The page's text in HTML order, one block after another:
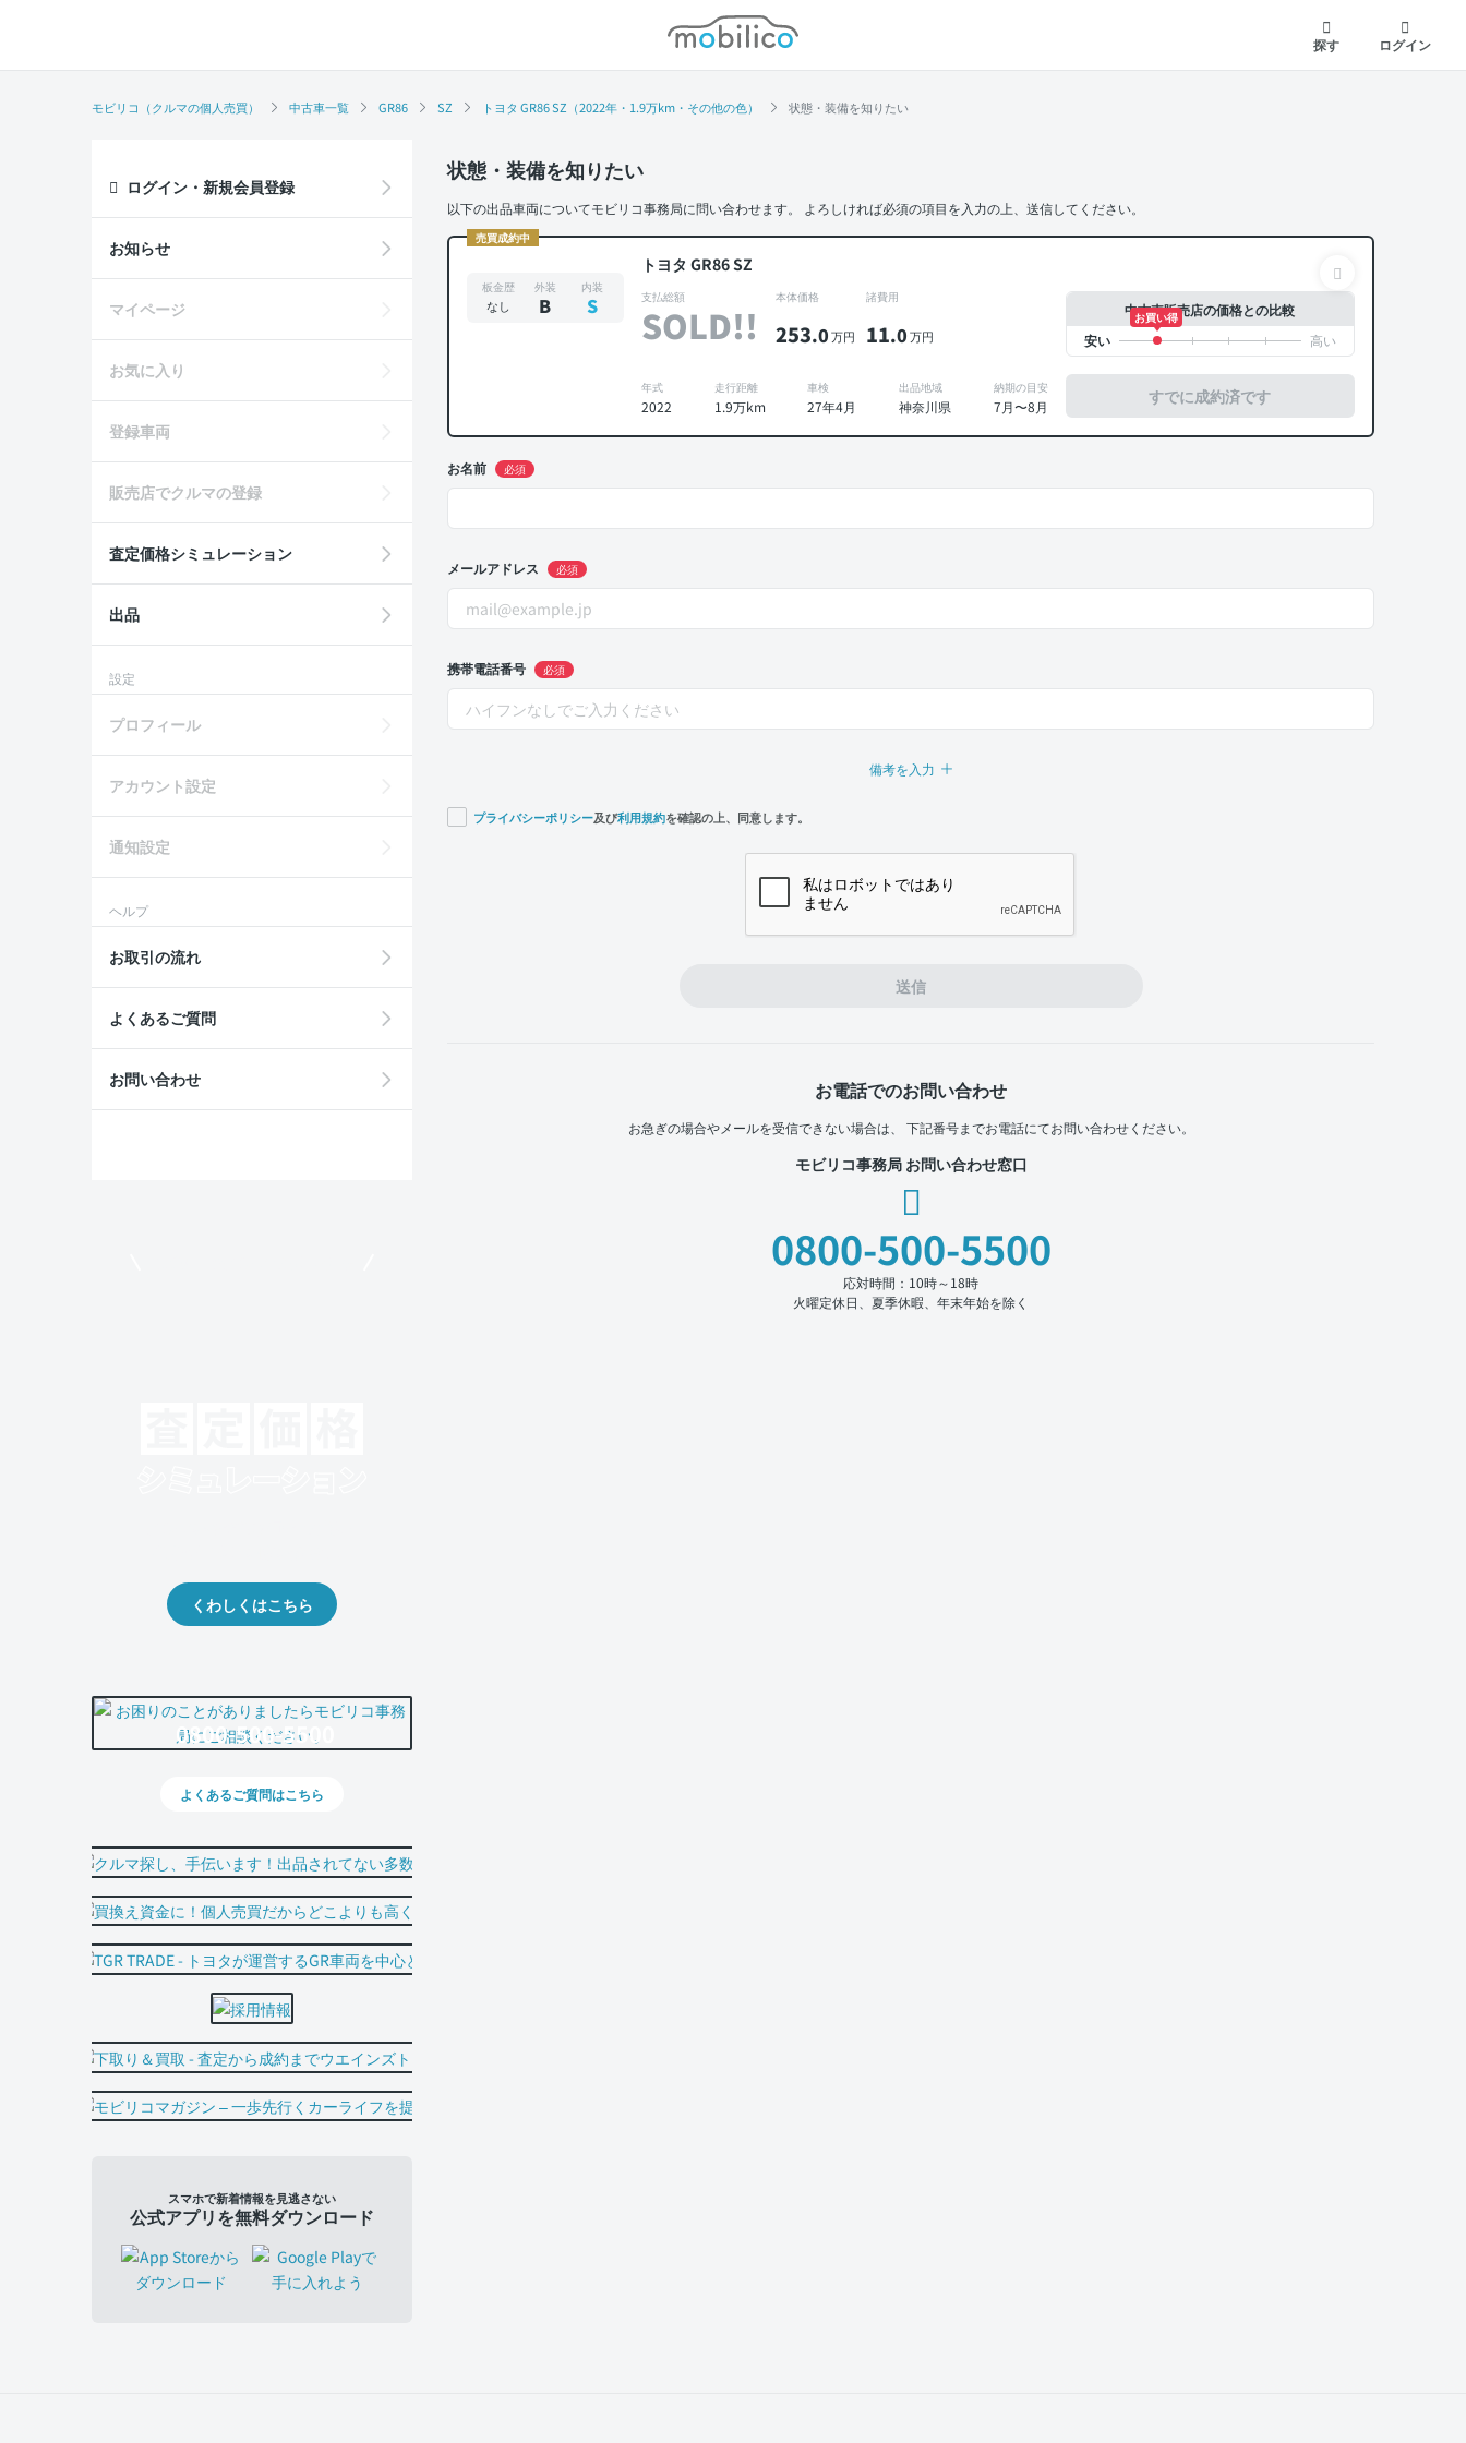
モビリコ
探す
ログイン
モビリコ（クルマの個人売買） 中古車一覧 GR86 SZ トヨタ GR86 SZ（2022年・1.9万km・その他の色） 状態・装備を知りたい
状態・装備を知りたい
以下の出品車両についてモビリコ事務局に問い合わせます。 よろしければ必須の項目を入力の上、送信してください。
売買成約中
トヨタ GR86 SZ
板金歴
なし
外装
B
内装
S 支払総額
SOLD!!
本体価格
253.0万円
諸費用
11.0万円
年式
2022
走行距離
1.9万km
車検
27年4月
出品地域
神奈川県
納期の目安
7月〜8月
中古車販売店の価格との比較
お買い得
すでに成約済です
お名前 必須
メールアドレス 必須
携帯電話番号 必須
備考を入力
プライバシーポリシー及び利用規約を確認の上、同意します。
送信
お電話でのお問い合わせ
お急ぎの場合やメールを受信できない場合は、 下記番号までお電話にてお問い合わせください。
モビリコ事務局 お問い合わせ窓口
0800-500-5500
応対時間：10時～18時
火曜定休日、夏季休暇、年末年始を除く
ログイン・新規会員登録
お知らせ
マイページ
お気に入り
登録車両
販売店でクルマの登録
査定価格シミュレーション
出品
設定
プロフィール
アカウント設定
通知設定
ヘルプ
お取引の流れ
よくあるご質問
お問い合わせ
くわしくはこちら
0800-500-5500
よくあるご質問はこちら
スマホで新着情報を見逃さない
公式アプリを無料ダウンロード